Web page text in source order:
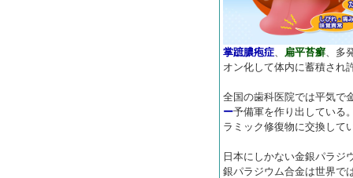
掌蹠膿疱症、 扁平苔癬、多
オン化して体内に蓄積され
全国の歯科医院では平気で
ー予備軍を作り出している
ラミック修復物に交換して
日本にしかない金銀パラジ
銀パラジウム合金は世界で